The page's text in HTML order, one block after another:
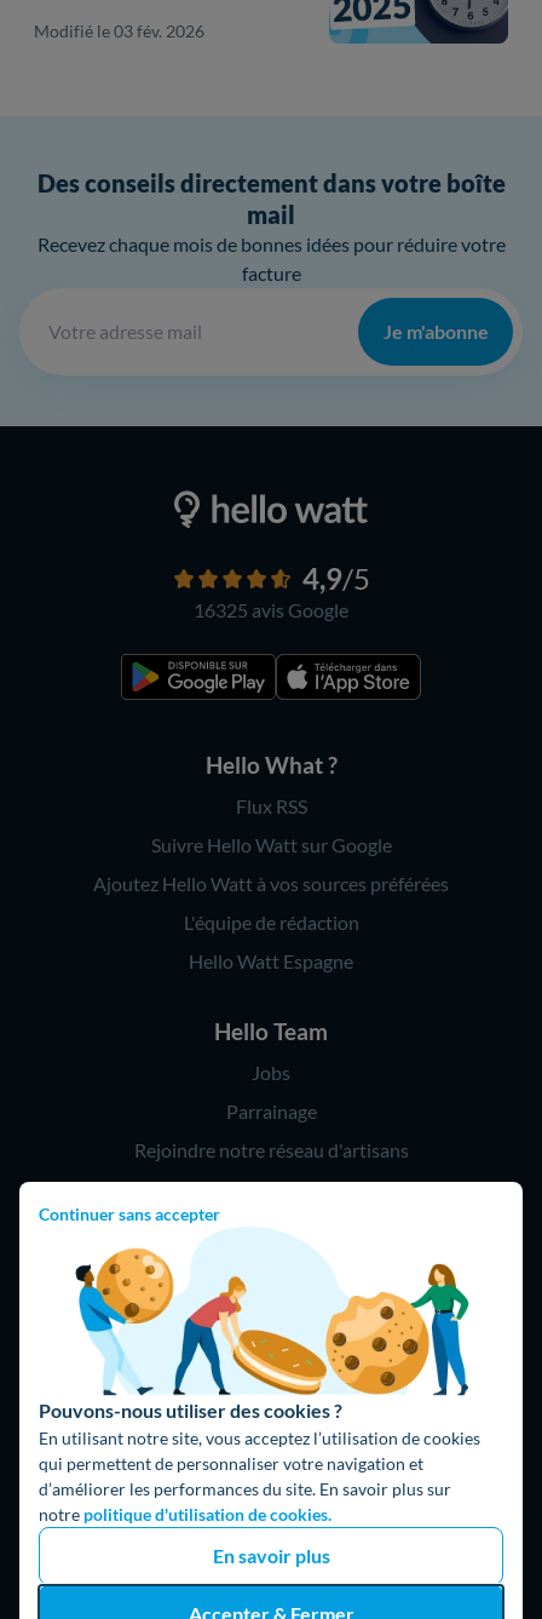
Continuer sans accepter
Pouvons-nous utiliser des cookies ?
En utilisant notre site, vous acceptez l’utilisation de cookies
qui permettent de personnaliser votre navigation et
d’améliorer les performances du site. En savoir plus sur
notre politique d'utilisation de cookies.
En savoir plus
Accepter & Fermer
Modifié le 03 fév. 2026
Des conseils directement dans votre boîte
mail
Recevez chaque mois de bonnes idées pour réduire votre
facture
Je m'abonne
4,9/5
16325 avis Google
Hello What ?
Flux RSS
Suivre Hello Watt sur Google
Ajoutez Hello Watt à vos sources préférées
L'équipe de rédaction
Hello Watt Espagne
Hello Team
Jobs
Parrainage
Rejoindre notre réseau d'artisans
Hello !
09 75 18 60 60
(8h-21h)
75018 Paris
Fait avec ⚡ par Hello Watt
© 2026 Hello Watt |CGU|Mentions légales